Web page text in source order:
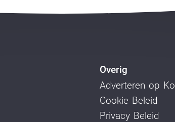
Overig
Adverteren op
Cookie Beleid
Privacy Beleid